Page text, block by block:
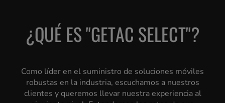
¿QUÉ ES "GETAC SELECT"?
Como líder en el suministro de soluciones móviles
robustas en la industria, escuchamos a nuestros
clientes y queremos llevar nuestra experiencia al